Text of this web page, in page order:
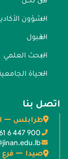
الشؤون
القبول
البحث العلمي
الحياة
اتصل بنا
طرابلس —
6 447 900
صيدا — فرع